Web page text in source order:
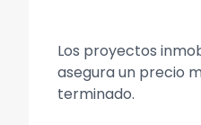
Los proyectos
asegura un precio
terminado.